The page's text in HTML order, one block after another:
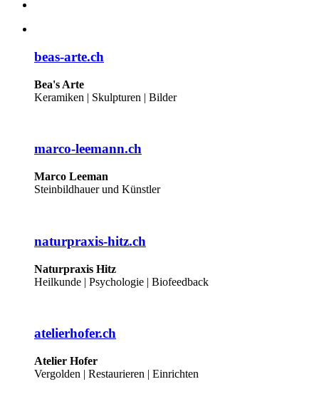
beas-arte.ch
Bea's Arte
Keramiken | Skulpturen | Bilder
marco-leemann.ch
Marco Leeman
Steinbildhauer und Künstler
naturpraxis-hitz.ch
Naturpraxis Hitz
Heilkunde | Psychologie | Biofeedback
atelierhofer.ch
Atelier Hofer
Vergolden | Restaurieren | Einrichten